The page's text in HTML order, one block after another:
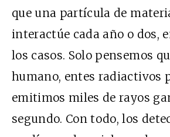
que una partícula de
interactúe cada año o dos,
los casos. Solo pensemos
humano, entes radiactivos
emitimos miles de rayos
segundo. Con todo, los